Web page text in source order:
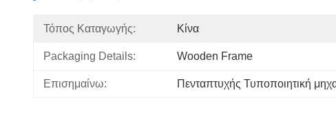
Τόπος Καταγωγής: Κίνα
Packaging Details: Wooden Frame
Επισημαίνω: Πενταπτυχής Τυποποιητική